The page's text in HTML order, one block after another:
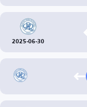
2025-06-30